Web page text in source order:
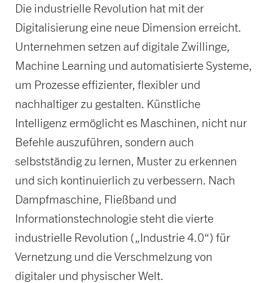
Die industrielle Revolution hat mit der
Digitalisierung eine neue Dimension erreicht.
Unternehmen setzen auf digitale Zwillinge,
Machine Learning und automatisierte Systeme,
um Prozesse effizienter, flexibler und
nachhaltiger zu gestalten. Künstliche
Intelligenz ermöglicht es Maschinen, nicht nur
Befehle auszuführen, sondern auch
selbstständig zu lernen, Muster zu erkennen
und sich kontinuierlich zu verbessern. Nach
Dampfmaschine, Fließband und
Informationstechnologie steht die vierte
industrielle Revolution („Industrie 4.0“) für
Vernetzung und die Verschmelzung von
digitaler und physischer Welt.